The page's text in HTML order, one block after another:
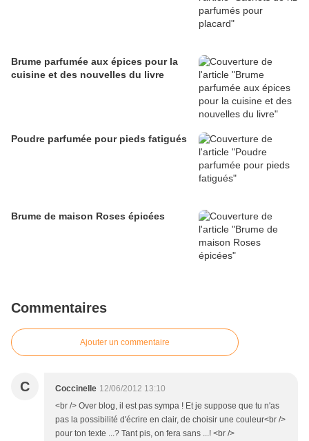
Brume parfumée aux épices pour la
cuisine et des nouvelles du livre
Poudre parfumée pour pieds fatigués
Brume de maison Roses épicées
Commentaires
Ajouter un commentaire
C Coccinelle 12/06/2012 13:10
<br /> Over blog, il est pas sympa ! Et je suppose que tu n'as
pas la possibilité d'écrire en clair, de choisir une couleur<br />
pour ton texte ...? Tant pis, on fera sans ...! <br />